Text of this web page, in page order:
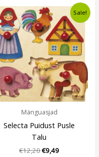
Sale!
Mänguasjad
Selecta Puidust Pusle
Talu
€12,20
Algne
hind
oli:
€12,20.
€9,49
Current
price
is:
€9,49.